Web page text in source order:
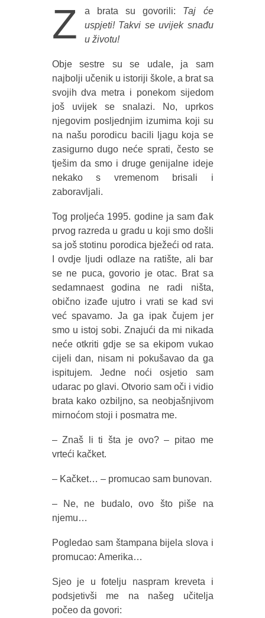
Z a brata su govorili: Taj će
uspjeti! Takvi se uvijek snađu
u životu!
Obje sestre su se udale, ja sam
najbolji učenik u istoriji škole, a brat sa
svojih dva metra i ponekom sijedom
još uvijek se snalazi. No, uprkos
njegovim posljednjim izumima koji su
na našu porodicu bacili ljagu koja se
zasigurno dugo neće sprati, često se
tješim da smo i druge genijalne ideje
nekako s vremenom brisali i
zaboravljali.
Tog proljeća 1995. godine ja sam đak
prvog razreda u gradu u koji smo došli
sa još stotinu porodica bježeći od rata.
I ovdje ljudi odlaze na ratište, ali bar
se ne puca, govorio je otac. Brat sa
sedamnaest godina ne radi ništa,
obično izađe ujutro i vrati se kad svi
već spavamo. Ja ga ipak čujem jer
smo u istoj sobi. Znajući da mi nikada
neće otkriti gdje se sa ekipom vukao
cijeli dan, nisam ni pokušavao da ga
ispitujem. Jedne noći osjetio sam
udarac po glavi. Otvorio sam oči i vidio
brata kako ozbiljno, sa neobjašnjivom
mirnoćom stoji i posmatra me.
– Znaš li ti šta je ovo? – pitao me
vrteći kačket.
– Kačket… – promucao sam bunovan.
– Ne, ne budalo, ovo što piše na
njemu…
Pogledao sam štampana bijela slova i
promucao: Amerika…
Sjeo je u fotelju naspram kreveta i
podsjetivši me na našeg učitelja
počeo da govori: